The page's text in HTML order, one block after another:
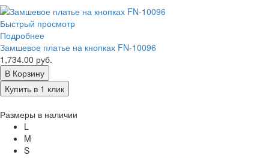
Быстрый просмотр
Подробнее
Замшевое платье на кнопках FN-10096
1,734.00 руб.
В Корзину
Купить в 1 клик
Размеры в наличии
L
M
S